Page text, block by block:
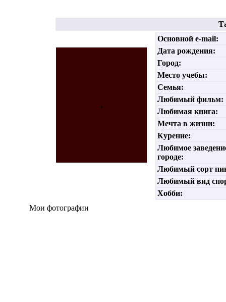
Основной e-mail:
Дата рождения:
Город:
Место учебы:
Семья:
Любимый фильм:
Любимая книга:
Мечта в жизни:
Курение:
Любимое
городе:
Любимый сорт
Любимый вид
Хобби:
Мои фотографии